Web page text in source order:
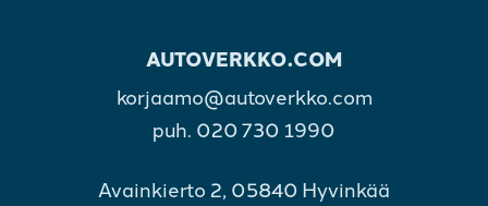
AUTOVERKKO.COM
korjaamo@autoverkko.com
puh. 020 730 1990
Avainkierto 2, 05840 Hyvinkää